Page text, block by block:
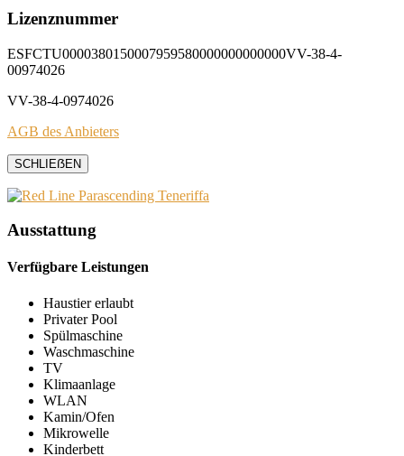
Lizenznummer
ESFCTU0000380150007959580000000000000VV-38-4-
00974026
VV-38-4-0974026
AGB des Anbieters
SCHLIEẞEN
Ausstattung
Verfügbare Leistungen
Haustier erlaubt
Privater Pool
Spülmaschine
Waschmaschine
TV
Klimaanlage
WLAN
Kamin/Ofen
Mikrowelle
Kinderbett